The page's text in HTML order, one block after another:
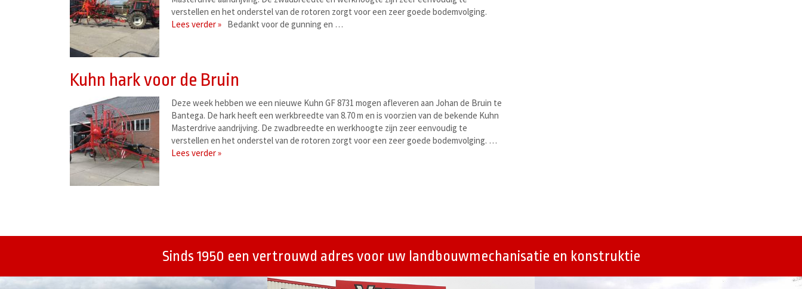
verstellen en het onderstel van de rotoren zorgt voor een zeer goede bodemvolging.
Bedankt voor de gunning en …
Lees verder »
Kuhn hark voor de Bruin
Deze week hebben we een nieuwe Kuhn GF 8731 mogen afleveren aan Johan de Bruin te
Bantega. De hark heeft een werkbreedte van 8.70 m en is voorzien van de bekende Kuhn
Masterdrive aandrijving. De zwadbreedte en werkhoogte zijn zeer eenvoudig te
verstellen en het onderstel van de rotoren zorgt voor een zeer goede bodemvolging. …
Lees verder »
Sinds 1950 een vertrouwd adres voor uw landbouwmechanisatie en konstruktie